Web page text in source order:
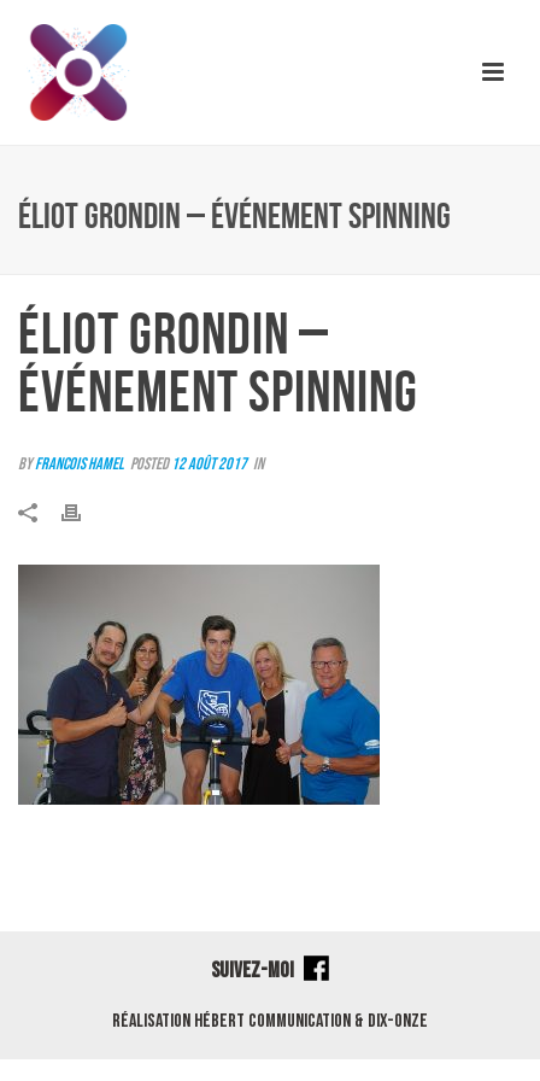
ÉLIOT GRONDIN – ÉVÉNEMENT SPINNING
ÉLIOT GRONDIN –
ÉVÉNEMENT SPINNING
ByFrancois Hamel Posted12 août 2017 In
SUIVEZ-MOI
Réalisation Hébert Communication & Dix-Onze